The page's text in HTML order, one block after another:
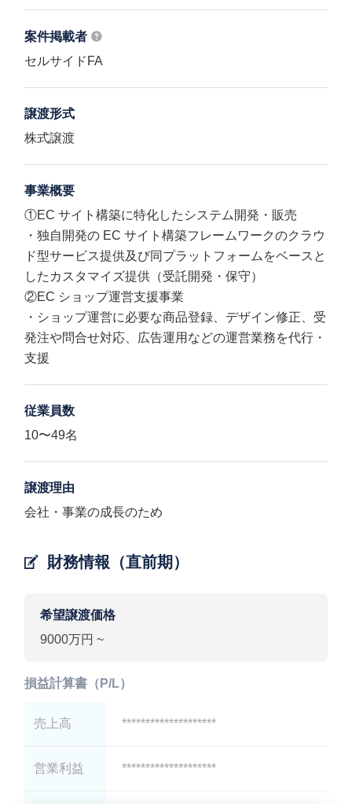
案件掲載者
セルサイドFA
譲渡形式
株式譲渡
事業概要
①EC サイト構築に特化したシステム開発・販売
・独自開発の EC サイト構築フレームワークのクラウ
ド型サービス提供及び同プラットフォームをベースと
したカスタマイズ提供（受託開発・保守）
②EC ショップ運営支援事業
・ショップ運営に必要な商品登録、デザイン修正、受
発注や問合せ対応、広告運用などの運営業務を代行・
支援
従業員数
10〜49名
譲渡理由
会社・事業の成長のため
財務情報（直前期）
希望譲渡価格
9000万円 ~
損益計算書（P/L）
売上高 ********************
営業利益 ********************